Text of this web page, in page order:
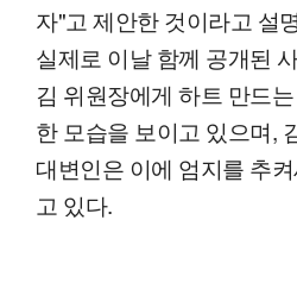
자"고 제안한 것이라고 설
실제로 이날 함께 공개된
김 위원장에게 하트 만드
한 모습을 보이고 있으며,
대변인은 이에 엄지를 추
고 있다.